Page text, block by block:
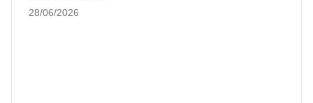
28/06/2026